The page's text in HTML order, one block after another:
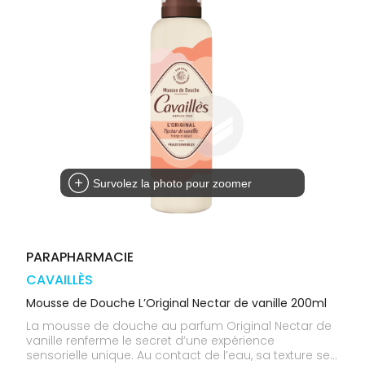
Survolez la photo pour zoomer
PARAPHARMACIE
CAVAILLÈS
Mousse de Douche L’Original Nectar de vanille 200ml
La mousse de douche au parfum Original Nectar de
vanille renferme le secret d’une expérience
sensorielle unique. Au contact de l’eau, sa texture se